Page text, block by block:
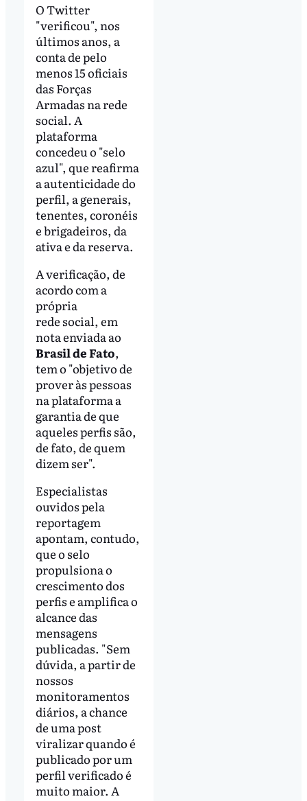
O Twitter
"verificou", nos
últimos anos, a
conta de pelo
menos 15 oficiais
das Forças
Armadas na rede
social. A
plataforma
concedeu o "selo
azul", que reafirma
a autenticidade do
perfil, a generais,
tenentes, coronéis
e brigadeiros, da
ativa e da reserva.
A verificação, de
acordo com a
própria
rede social, em
nota enviada ao
Brasil de Fato,
tem o "objetivo de
prover às pessoas
na plataforma a
garantia de que
aqueles perfis são,
de fato, de quem
dizem ser".
Especialistas
ouvidos pela
reportagem
apontam, contudo,
que o selo
propulsiona o
crescimento dos
perfis e amplifica o
alcance das
mensagens
publicadas. "Sem
dúvida, a partir de
nossos
monitoramentos
diários, a chance
de uma post
viralizar quando é
publicado por um
perfil verificado é
muito maior. A